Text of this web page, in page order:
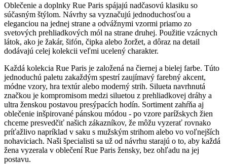
Oblečenie a doplnky Rue Paris spájajú nadčasovú klasiku so
súčasným štýlom. Návrhy sa vyznačujú jednoduchosťou a
eleganciou na jednej strane a odvážnymi vzormi priamo zo
svetových prehliadkových mól na strane druhej. Použitie vzácnych
látok, ako je žakár, šifón, čipka alebo žoržet, a dôraz na detail
dodávajú celej kolekcii veľmi ucelený charakter.
Každá kolekcia Rue Paris je založená na čiernej a bielej farbe. Túto
jednoduchú paletu zakaždým spestrí zaujímavý farebný akcent,
módne vzory, hra textúr alebo moderný strih. Silueta navrhnutá
značkou je kompromisom medzi siluetou z prehliadkovej dráhy a
ultra ženskou postavou presýpacích hodín. Sortiment zahŕňa aj
oblečenie inšpirované pánskou módou - po vzore parížskych žien
chceme presvedčiť našich zákazníkov, že môžu vyzerať rovnako
príťažlivo napríklad v saku s mužským strihom alebo vo voľnejších
nohaviciach. Naši špecialisti sa už od návrhu starajú o to, aby každá
žena vyzerala v oblečení Rue Paris žensky, bez ohľadu na jej
postavu.